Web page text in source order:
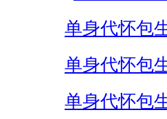
单身代怀包
单身代怀包
单身代怀包